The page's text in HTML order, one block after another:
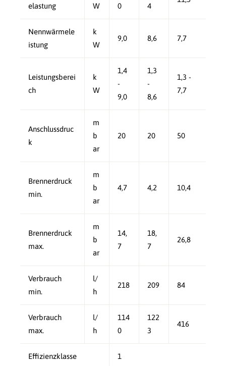
elastung W 0 4
Nennwärmele
istung
k
W
9,0 8,6 7,7
Leistungsberei
ch
k
W
1,4
-
9,0
1,3
-
8,6
1,3 -
7,7
Anschlussdruc
k
m
b
ar
20 20 50
Brennerdruck
min.
m
b
ar
4,7 4,2 10,4
Brennerdruck
max.
m
b
ar
14,
7
18,
7
26,8
Verbrauch
min.
l/
h
218 209 84
Verbrauch
max.
l/
h
114
0
122
3
416
Effizienzklasse 1